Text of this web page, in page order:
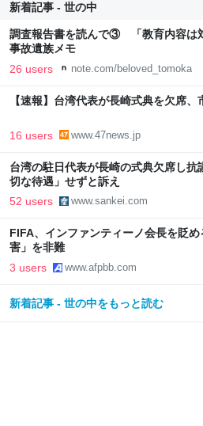
新着記事 - 世の中
調査報告書を読んで③ 「教育内容は
事故遺族メモ
26 users note.com/beloved_tomoka
【速報】台湾代表が長崎式典を欠席、
16 users www.47news.jp
台湾の駐日代表が長崎の式典欠席し
切な待遇」せずと訴え
52 users www.sankei.com
FIFA、インファンティーノ会長を貶
害」を非難
3 users www.afpbb.com
新着記事 - 世の中をもっと読む